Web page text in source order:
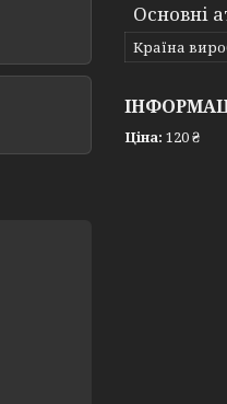
Основні
Країна
Ціна: 120 ₴